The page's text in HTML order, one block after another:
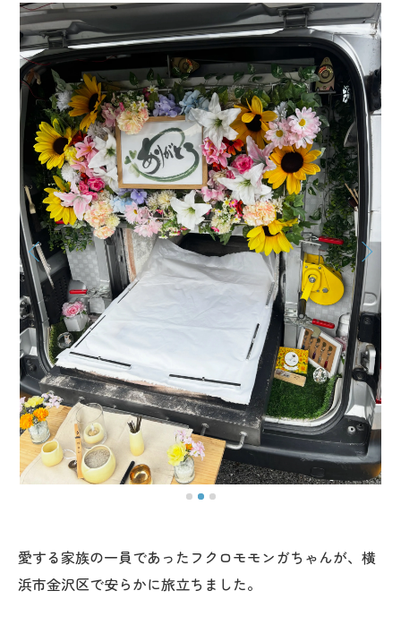
愛する家族の一員であったフクロモモンガちゃんが、横
浜市金沢区で安らかに旅立ちました。